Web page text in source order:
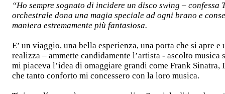
“Ho sempre sognato di incidere un disco swing – confessa
orchestrale dona una magia speciale ad ogni brano e
maniera estremamente più fantasiosa.
E’ un viaggio, una bella esperienza, una porta che si apre
realizza – ammette candidamente l’artista - ascolto
mi piaceva l’idea di omaggiare grandi come Frank
che tanto conforto mi concessero con la loro musica.